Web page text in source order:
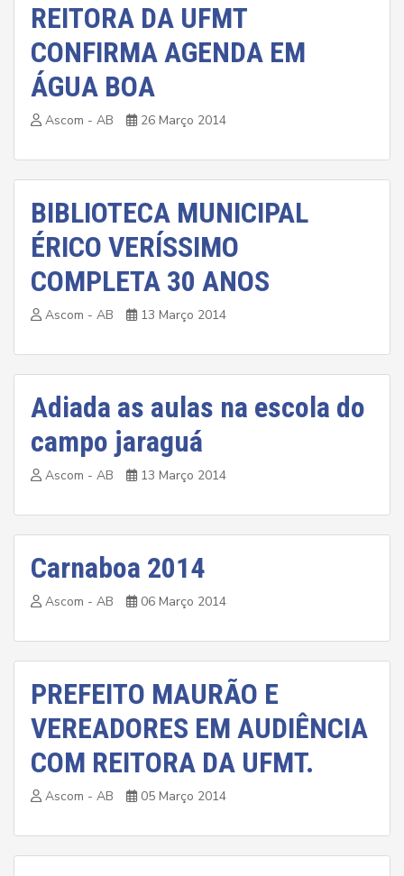
REITORA DA UFMT
CONFIRMA AGENDA EM
ÁGUA BOA
Ascom - AB 26 Março 2014
BIBLIOTECA MUNICIPAL
ÉRICO VERÍSSIMO
COMPLETA 30 ANOS
Ascom - AB 13 Março 2014
Adiada as aulas na escola do
campo jaraguá
Ascom - AB 13 Março 2014
Carnaboa 2014
Ascom - AB 06 Março 2014
PREFEITO MAURÃO E
VEREADORES EM AUDIÊNCIA
COM REITORA DA UFMT.
Ascom - AB 05 Março 2014